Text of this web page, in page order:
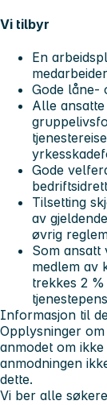
Vi tilbyr
En
Gode låne-
Alle
Gode
Tilsetting
av
øvrig
Som ansatt
medlem av
trekkes 2
Informasjon til
Opplysninger
anmodet om
anmodningen
dette.
Vi ber alle